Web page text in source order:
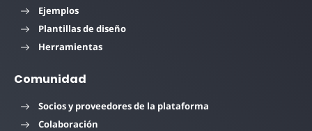
Ejemplos
Plantillas de diseño
Herramientas
Comunidad
Socios y proveedores de la plataforma
Colaboración